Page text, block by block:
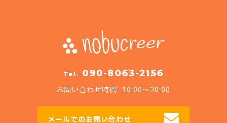
Tel. 090-8063-2156
お問い合わせ時間 10:00〜20:00
メールでのお問い合わせ